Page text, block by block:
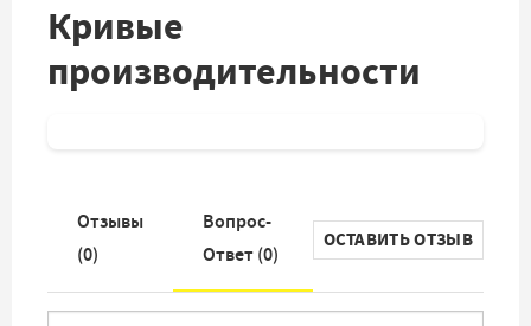
Кривые
производительности
Отзывы
(0)
Вопрос-
Ответ (0)
ОСТАВИТЬ ОТЗЫВ